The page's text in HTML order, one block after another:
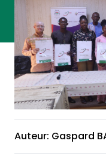
Auteur: Gaspard